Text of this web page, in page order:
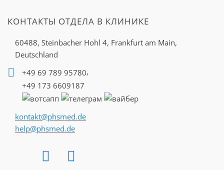
КОНТАКТЫ ОТДЕЛА В КЛИНИКЕ
60488, Steinbacher Hohl 4, Frankfurt am Main,
Deutschland
+49 69 789 95780,
+49 173 6609187
kontakt@phsmed.de
help@phsmed.de